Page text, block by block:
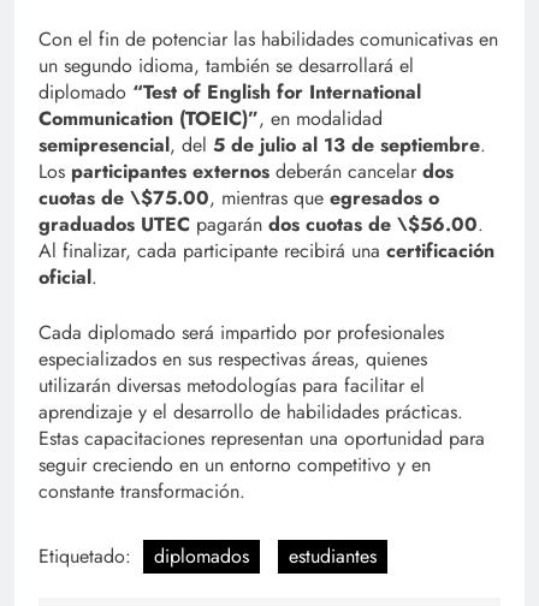
Con el fin de potenciar las habilidades comunicativas en
un segundo idioma, también se desarrollará el
diplomado “Test of English for International
Communication (TOEIC)”, en modalidad
semipresencial, del 5 de julio al 13 de septiembre.
Los participantes externos deberán cancelar dos
cuotas de \$75.00, mientras que egresados o
graduados UTEC pagarán dos cuotas de \$56.00.
Al finalizar, cada participante recibirá una certificación
oficial.
Cada diplomado será impartido por profesionales
especializados en sus respectivas áreas, quienes
utilizarán diversas metodologías para facilitar el
aprendizaje y el desarrollo de habilidades prácticas.
Estas capacitaciones representan una oportunidad para
seguir creciendo en un entorno competitivo y en
constante transformación.
Etiquetado: diplomados estudiantes